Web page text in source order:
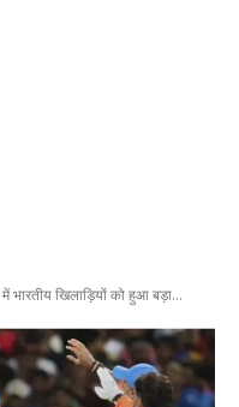
खिलाड़ियों को हुआ बड़ा...